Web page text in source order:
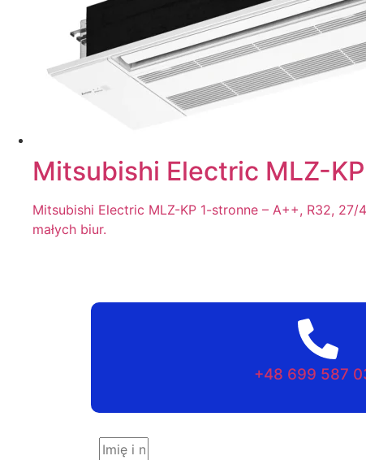
Mitsubishi Electric MLZ-
Mitsubishi Electric MLZ-KP 1-stronne – A++, R32,
małych biur.
+48 699 587